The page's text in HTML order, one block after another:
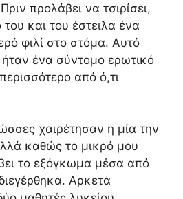
προλάβει να τσιρίσει,
και του έστειλα ένα
φιλί στο στόμα. Αυτό
ήταν ένα σύντομο ερωτικό
από ό,τι
χαιρέτησαν η μία την
καθώς το μικρό μου
το εξόγκωμα μέσα από
Αρκετά